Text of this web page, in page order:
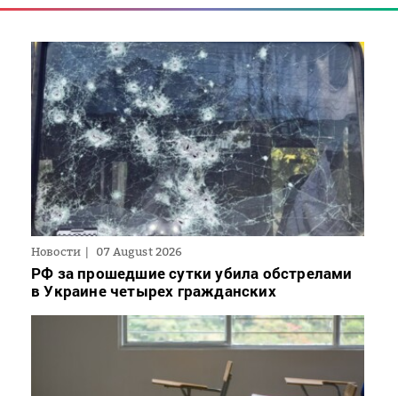
Новости 07 August 2026
РФ за прошедшие сутки убила обстрелами
в Украине четырех гражданских